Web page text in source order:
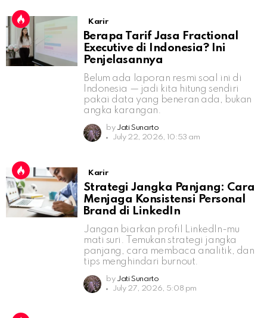
Karir
Berapa Tarif Jasa Fractional
Executive di Indonesia? Ini
Penjelasannya
Belum ada laporan resmi soal ini di
Indonesia — jadi kita hitung sendiri
pakai data yang beneran ada, bukan
angka karangan.
by Jati Sunarto
July 22, 2026, 10:53 am
Karir
Strategi Jangka Panjang: Cara
Menjaga Konsistensi Personal
Brand di LinkedIn
Jangan biarkan profil LinkedIn-mu
mati suri. Temukan strategi jangka
panjang, cara membaca analitik, dan
tips menghindari burnout.
by Jati Sunarto
July 27, 2026, 5:08 pm